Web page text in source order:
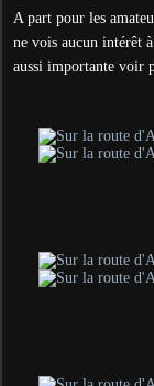
A part pour les
ne vois aucun intérêt
aussi importante voir